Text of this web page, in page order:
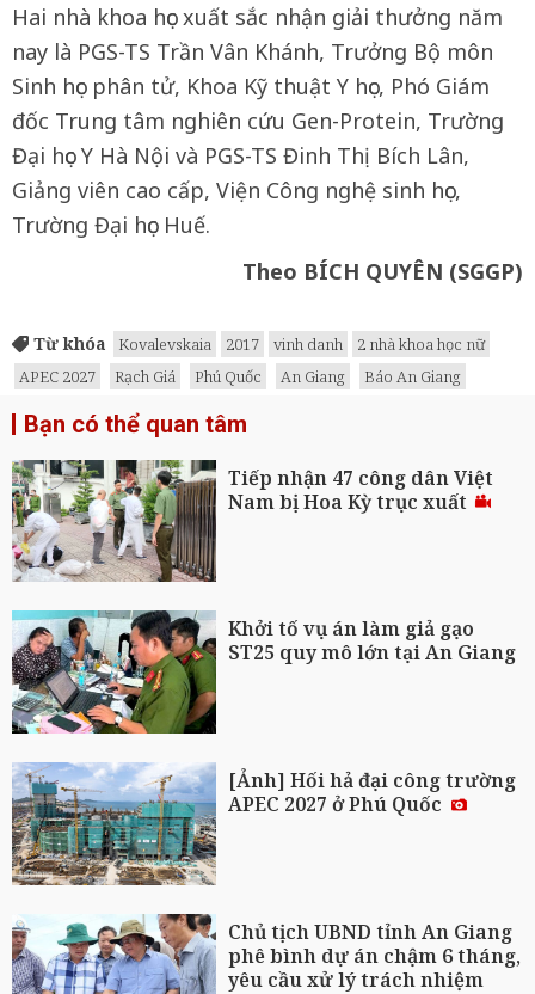
Hai nhà khoa học xuất sắc nhận giải thưởng năm
nay là PGS-TS Trần Vân Khánh, Trưởng Bộ môn
Sinh học phân tử, Khoa Kỹ thuật Y học, Phó Giám
đốc Trung tâm nghiên cứu Gen-Protein, Trường
Đại học Y Hà Nội và PGS-TS Đinh Thị Bích Lân,
Giảng viên cao cấp, Viện Công nghệ sinh học,
Trường Đại học Huế.
Theo BÍCH QUYÊN (SGGP)
Từ khóa Kovalevskaia 2017 vinh danh
2 nhà khoa học nữ
APEC 2027
Rạch Giá Phú Quốc An Giang Báo An Giang
Bạn có thể quan tâm
Tiếp nhận 47 công dân Việt
Nam bị Hoa Kỳ trục xuất
Khởi tố vụ án làm giả gạo
ST25 quy mô lớn tại An Giang
[Ảnh] Hối hả đại công trường
APEC 2027 ở Phú Quốc
Chủ tịch UBND tỉnh An Giang
phê bình dự án chậm 6 tháng,
yêu cầu xử lý trách nhiệm